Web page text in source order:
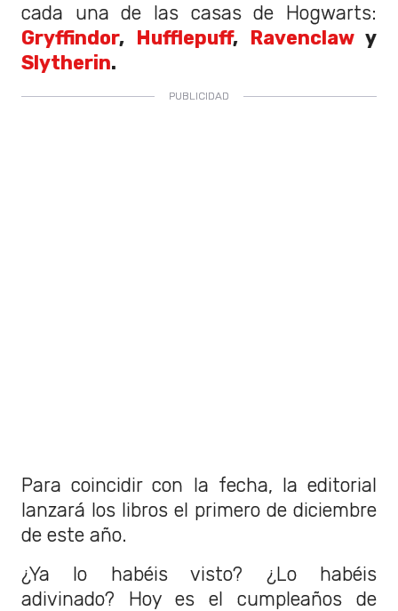
cada una de las casas de Hogwarts:
Gryffindor, Hufflepuff, Ravenclaw y
Slytherin.
Para coincidir con la fecha, la editorial
lanzará los libros el primero de diciembre
de este año.
¿Ya lo habéis visto? ¿Lo habéis
adivinado? Hoy es el cumpleaños de